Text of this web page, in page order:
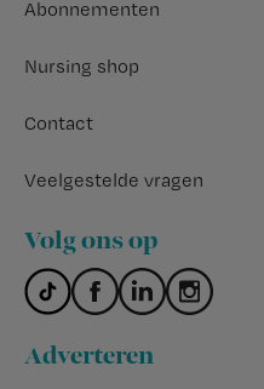
Abonnementen
Nursing shop
Contact
Veelgestelde vragen
Volg ons op
Adverteren